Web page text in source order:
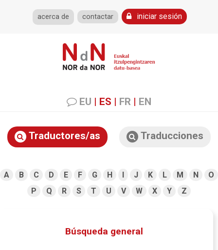
acerca de contactar iniciar sesión
EU | ES | FR | EN
Traductores/as Traducciones
A B C D E F G H I J K L M N
O
P
Q R S T U V W X Y Z
Búsqueda general